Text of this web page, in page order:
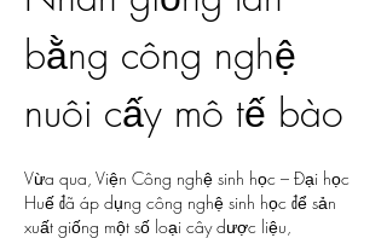
bằng công nghệ
nuôi cấy mô tế bào
Vừa qua, Viện Công nghệ sinh học – Đại học
Huế đã áp dụng công nghệ sinh học để sản